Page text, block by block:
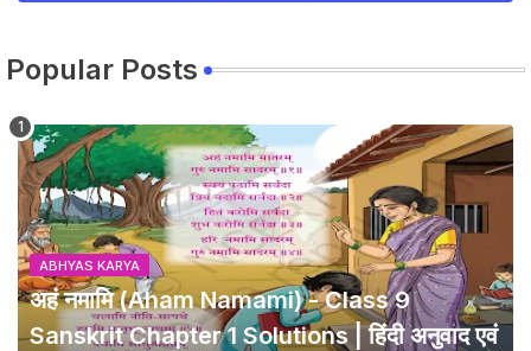
Popular Posts
ABHYAS KARYA
अहं नमामि (Aham Namami) - Class 9
Sanskrit Chapter 1 Solutions | हिंदी अनुवाद एवं